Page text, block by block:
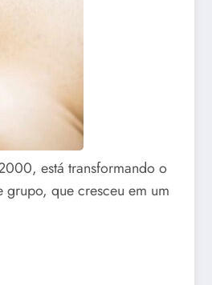
está transformando o
grupo, que cresceu em um